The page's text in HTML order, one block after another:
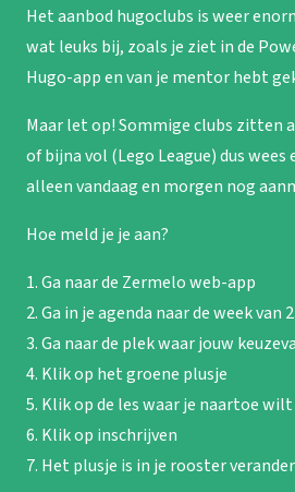
Het aanbod hugoclubs is weer
wat leuks bij, zoals je ziet in de
Hugo-app en van je mentor hebt
Maar let op! Sommige clubs zitten
of bijna vol (Lego League) dus wees
alleen vandaag en morgen nog
Hoe meld je je aan?
1. Ga naar de Zermelo web-app
2. Ga in je agenda naar de week van
3. Ga naar de plek waar jouw
4. Klik op het groene plusje
5. Klik op de les waar je naartoe wilt
6. Klik op inschrijven
7. Het plusje is in je rooster